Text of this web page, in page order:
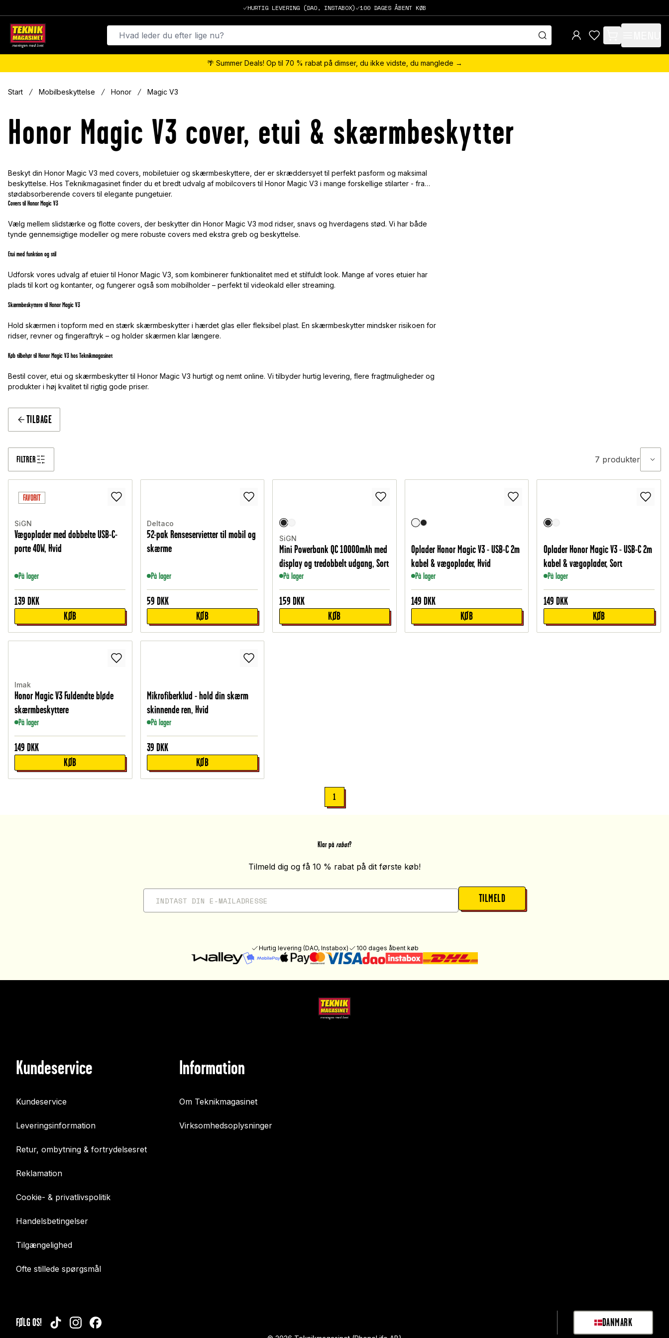
HURTIG LEVERING (DAO, INSTABOX) 100 DAGES ÅBENT KØB
items in cart, view
🌴 Summer Deals! Op til 70 % rabat på dimser, du ikke vidste, du manglede →
Start Mobilbeskyttelse Honor Magic V3
Honor Magic V3 cover, etui & skærmbeskytter
Beskyt din Honor Magic V3 med covers, mobiletuier og skærmbeskyttere, der er skræddersyet til perfekt pasform og maksimal
beskyttelse. Hos Teknikmagasinet finder du et bredt udvalg af mobilcovers til Honor Magic V3 i mange forskellige stilarter - fra
stødabsorberende covers til elegante pungetuier.
Covers til Honor Magic V3
Vælg mellem slidstærke og flotte covers, der beskytter din Honor Magic V3 mod ridser, snavs og hverdagens stød. Vi har både
tynde gennemsigtige modeller og mere robuste covers med ekstra greb og beskyttelse.
Etui med funktion og stil
Udforsk vores udvalg af etuier til Honor Magic V3, som kombinerer funktionalitet med et stilfuldt look. Mange af vores etuier har
plads til kort og kontanter, og fungerer også som mobilholder – perfekt til videokald eller streaming.
Skærmbeskyttere til Honor Magic V3
Hold skærmen i topform med en stærk skærmbeskytter i hærdet glas eller fleksibel plast. En skærmbeskytter mindsker risikoen for
ridser, revner og fingeraftryk – og holder skærmen klar længere.
Køb tilbehør til Honor Magic V3 hos Teknikmagasinet
Bestil cover, etui og skærmbeskytter til Honor Magic V3 hurtigt og nemt online. Vi tilbyder hurtig levering, flere fragtmuligheder og
produkter i høj kvalitet til rigtig gode priser.
TILBAGE
FILTRER 7 produkter
FAVORIT
SiGN
Vægoplader med dobbelte USB-C-
porte 40W, Hvid
På lager
139 DKK
KØB
Deltaco
52-pak Renseservietter til mobil og
skærme
På lager
59 DKK
KØB
SiGN
Mini Powerbank QC 10000mAh med
display og tredobbelt udgang, Sort
På lager
159 DKK
KØB
Oplader Honor Magic V3 - USB-C 2m
kabel & vægoplader, Hvid
På lager
149 DKK
KØB
Oplader Honor Magic V3 - USB-C 2m
kabel & vægoplader, Sort
På lager
149 DKK
KØB
Imak
Honor Magic V3 Fuldendte bløde
skærmbeskyttere
På lager
149 DKK
KØB
Mikrofiberklud - hold din skærm
skinnende ren, Hvid
På lager
39 DKK
KØB
1
Klar på rabat?
Tilmeld dig og få 10 % rabat på dit første køb!
TILMELD
Hurtig levering (DAO, Instabox) 100 dages åbent køb
Kundeservice
Kundeservice
Leveringsinformation
Retur, ombytning & fortrydelsesret
Reklamation
Cookie- & privatlivspolitik
Handelsbetingelser
Tilgængelighed
Ofte stillede spørgsmål
Information
Om Teknikmagasinet
Virksomhedsoplysninger
FØLG OS! TIKTOKINSTAGRAMFACEBOOK DANMARK
SELECT MARKET